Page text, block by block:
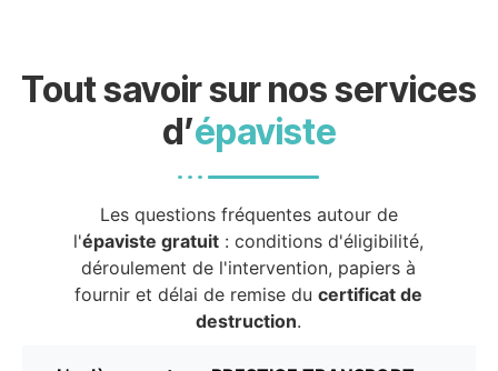
Tout savoir sur nos services
d’épaviste
Les questions fréquentes autour de
l'épaviste gratuit : conditions d'éligibilité,
déroulement de l'intervention, papiers à
fournir et délai de remise ducertificat de
destruction.